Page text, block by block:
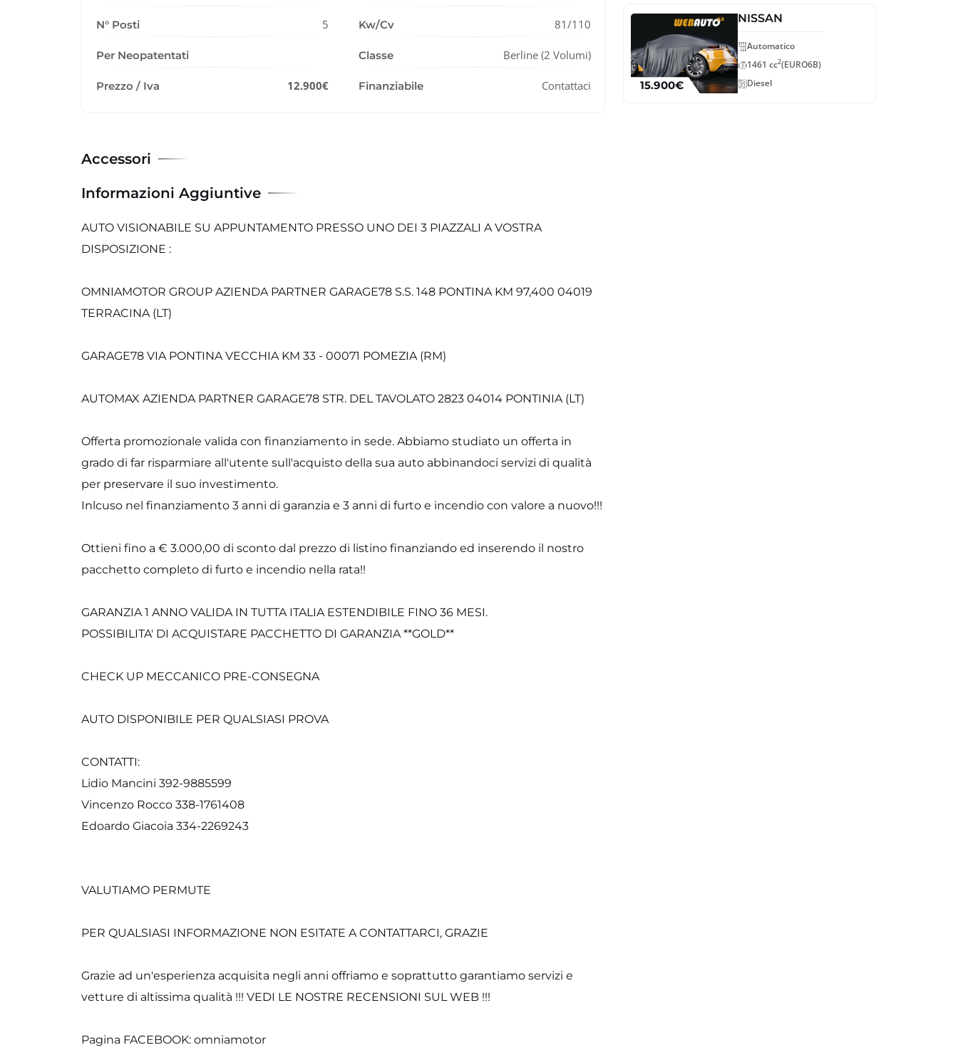
N° Posti 5
Per Neopatentati
Prezzo / Iva 12.900€
Kw/Cv 81/110
Classe Berline (2 Volumi)
Finanziabile Contattaci
Accessori
Informazioni Aggiuntive
AUTO VISIONABILE SU APPUNTAMENTO PRESSO UNO DEI 3 PIAZZALI A VOSTRA
DISPOSIZIONE :
OMNIAMOTOR GROUP AZIENDA PARTNER GARAGE78 S.S. 148 PONTINA KM 97,400 04019
TERRACINA (LT)
GARAGE78 VIA PONTINA VECCHIA KM 33 - 00071 POMEZIA (RM)
AUTOMAX AZIENDA PARTNER GARAGE78 STR. DEL TAVOLATO 2823 04014 PONTINIA (LT)
Offerta promozionale valida con finanziamento in sede. Abbiamo studiato un offerta in
grado di far risparmiare all'utente sull'acquisto della sua auto abbinandoci servizi di qualità
per preservare il suo investimento.
Inlcuso nel finanziamento 3 anni di garanzia e 3 anni di furto e incendio con valore a nuovo!!!
Ottieni fino a € 3.000,00 di sconto dal prezzo di listino finanziando ed inserendo il nostro
pacchetto completo di furto e incendio nella rata!!
GARANZIA 1 ANNO VALIDA IN TUTTA ITALIA ESTENDIBILE FINO 36 MESI.
POSSIBILITA' DI ACQUISTARE PACCHETTO DI GARANZIA **GOLD**
CHECK UP MECCANICO PRE-CONSEGNA
AUTO DISPONIBILE PER QUALSIASI PROVA
CONTATTI:
Lidio Mancini 392-9885599
Vincenzo Rocco 338-1761408
Edoardo Giacoia 334-2269243
VALUTIAMO PERMUTE
PER QUALSIASI INFORMAZIONE NON ESITATE A CONTATTARCI, GRAZIE
Grazie ad un'esperienza acquisita negli anni offriamo e soprattutto garantiamo servizi e
vetture di altissima qualità !!! VEDI LE NOSTRE RECENSIONI SUL WEB !!!
Pagina FACEBOOK: omniamotor
15.900€
NISSAN
Automatico
1461 cc2(EURO6B)
Diesel